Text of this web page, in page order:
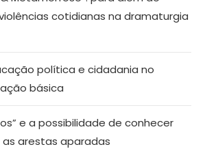
cotidianas na dramaturgia
política e cidadania no
básica
e a possibilidade de conhecer
as arestas aparadas